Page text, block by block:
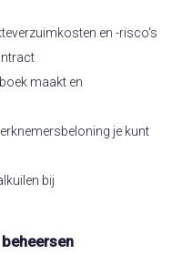
en -risco's
maakt en
je kunt
bij